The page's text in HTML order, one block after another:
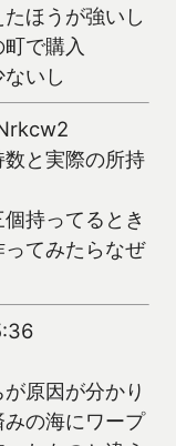
ほうが強いし
で購入
いし
と実際の所持
持ってるとき
てみたらなぜ
原因が分かり
の海にワープ